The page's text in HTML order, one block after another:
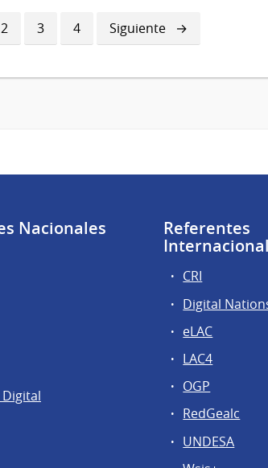
Página
2 Página
3 Página
4
Siguiente
página
Siguiente
Nacionales
Referentes
CRI
Digital
eLAC
LAC4
OGP
RedGealc
UNDESA